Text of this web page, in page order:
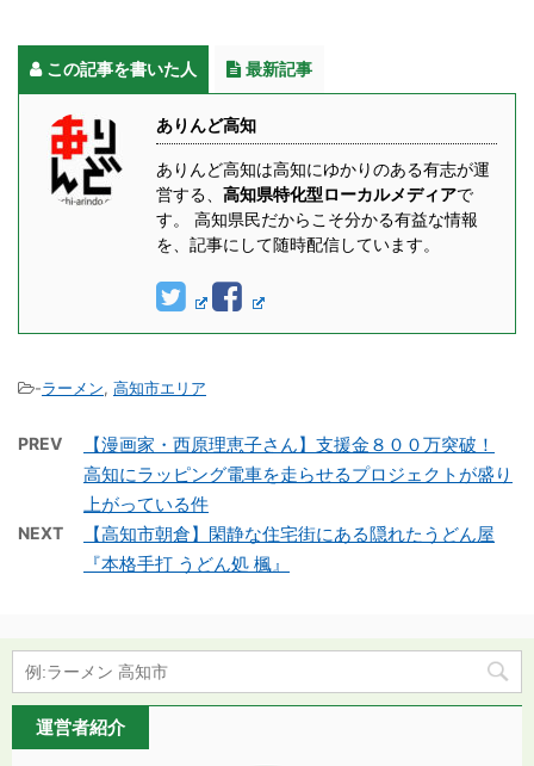
この記事を書いた人 最新記事
ありんど高知
ありんど高知は高知にゆかりのある有志が運
営する、 高知県特化型ローカルメディアで
す。 高知県民だからこそ分かる有益な情報
を、記事にして随時配信しています。
-ラーメン, 高知市エリア
PREV
【漫画家・西原理恵子さん】支援金８００万突破！
高知にラッピング電車を走らせるプロジェクトが盛り
上がっている件
NEXT
【高知市朝倉】閑静な住宅街にある隠れたうどん屋
『本格手打 うどん処 楓』
運営者紹介